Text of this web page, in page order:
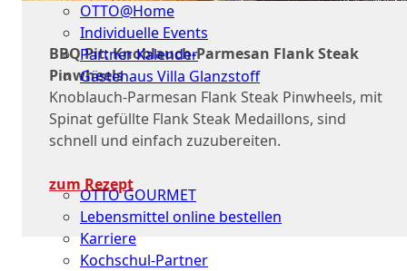
OTTO@Home
Individuelle Events
Partner Kalender
Gästehaus Villa Glanzstoff
Gutscheine
Über
OTTO GOURMET
Lebensmittel online bestellen
Karriere
Kochschul-Partner
BBQ Pit: Knoblauch-Parmesan Flank Steak
Pinwheels
Knoblauch-Parmesan Flank Steak Pinwheels, mit
Spinat gefüllte Flank Steak Medaillons, sind
schnell und einfach zuzubereiten.
zum Rezept